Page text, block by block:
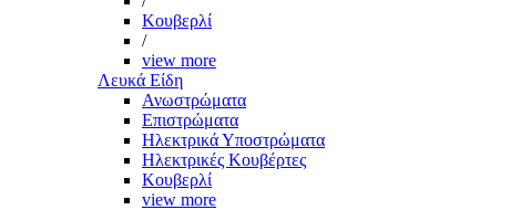
Κουβερλί
/
view more
Λευκά Είδη
Ανωστρώματα
Επιστρώματα
Ηλεκτρικά Υποστρώματα
Ηλεκτρικές Κουβέρτες
Κουβερλί
view more